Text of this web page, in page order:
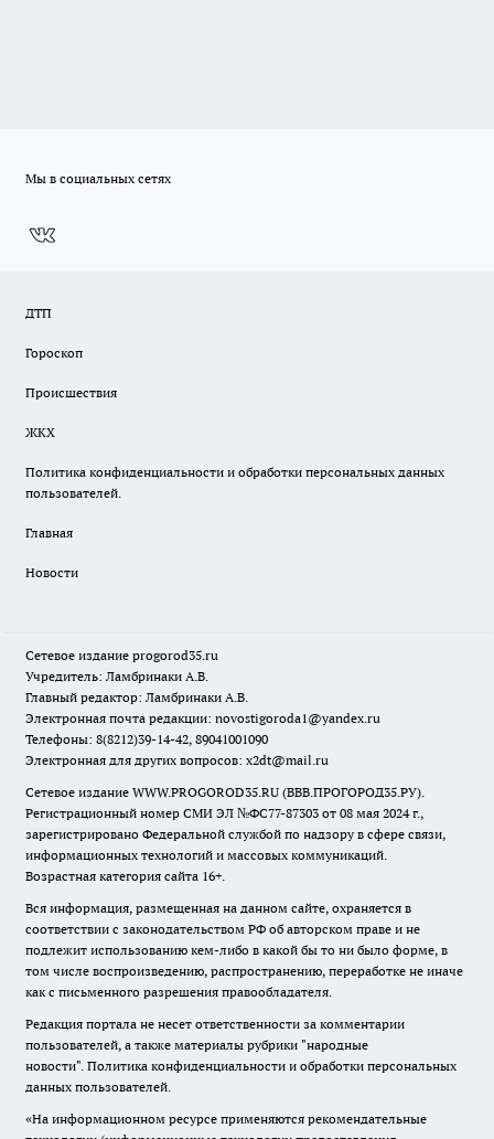
Мы в социальных сетях
ДТП
Гороскоп
Происшествия
ЖКХ
Политика конфиденциальности и обработки персональных данных
пользователей.
Главная
Новости
Сетевое издание progorod35.ru
Учредитель: Ламбринаки А.В.
Главный редактор: Ламбринаки А.В.
Электронная почта редакции: novostigoroda1@yandex.ru
Телефоны: 8(8212)39-14-42, 89041001090
Электронная для других вопросов: x2dt@mail.ru
Сетевое издание WWW.PROGOROD35.RU (ВВВ.ПРОГОРОД35.РУ).
Регистрационный номер СМИ ЭЛ №ФС77-87303 от 08 мая 2024 г.,
зарегистрировано Федеральной службой по надзору в сфере связи,
информационных технологий и массовых коммуникаций.
Возрастная категория сайта 16+.
Вся информация, размещенная на данном сайте, охраняется в
соответствии с законодательством РФ об авторском праве и не
подлежит использованию кем-либо в какой бы то ни было форме, в
том числе воспроизведению, распространению, переработке не иначе
как с письменного разрешения правообладателя.
Редакция портала не несет ответственности за комментарии
пользователей, а также материалы рубрики "народные
новости". Политика конфиденциальности и обработки персональных
данных пользователей.
«На информационном ресурсе применяются рекомендательные